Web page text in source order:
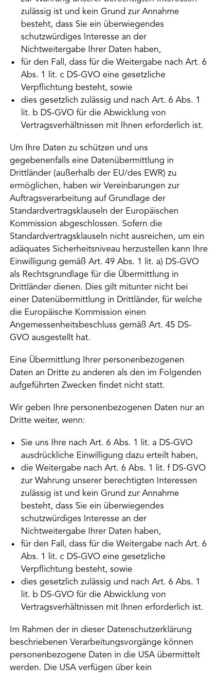
zulässig ist und kein Grund zur Annahme
besteht, dass Sie ein überwiegendes
schutzwürdiges Interesse an der
Nichtweitergabe Ihrer Daten haben,
für den Fall, dass für die Weitergabe nach Art. 6
Abs. 1 lit. c DS-GVO eine gesetzliche
Verpflichtung besteht, sowie
dies gesetzlich zulässig und nach Art. 6 Abs. 1
lit. b DS-GVO für die Abwicklung von
Vertragsverhältnissen mit Ihnen erforderlich ist.
Um Ihre Daten zu schützen und uns
gegebenenfalls eine Datenübermittlung in
Drittländer (außerhalb der EU/des EWR) zu
ermöglichen, haben wir Vereinbarungen zur
Auftragsverarbeitung auf Grundlage der
Standardvertragsklauseln der Europäischen
Kommission abgeschlossen. Sofern die
Standardvertragsklauseln nicht ausreichen, um ein
adäquates Sicherheitsniveau herzustellen kann Ihre
Einwilligung gemäß Art. 49 Abs. 1 lit. a) DS-GVO
als Rechtsgrundlage für die Übermittlung in
Drittländer dienen. Dies gilt mitunter nicht bei
einer Datenübermittlung in Drittländer, für welche
die Europäische Kommission einen
Angemessenheitsbeschluss gemäß Art. 45 DS-
GVO ausgestellt hat.
Eine Übermittlung Ihrer personenbezogenen
Daten an Dritte zu anderen als den im Folgenden
aufgeführten Zwecken findet nicht statt.
Wir geben Ihre personenbezogenen Daten nur an
Dritte weiter, wenn:
Sie uns Ihre nach Art. 6 Abs. 1 lit. a DS-GVO
ausdrückliche Einwilligung dazu erteilt haben,
die Weitergabe nach Art. 6 Abs. 1 lit. f DS-GVO
zur Wahrung unserer berechtigten Interessen
zulässig ist und kein Grund zur Annahme
besteht, dass Sie ein überwiegendes
schutzwürdiges Interesse an der
Nichtweitergabe Ihrer Daten haben,
für den Fall, dass für die Weitergabe nach Art. 6
Abs. 1 lit. c DS-GVO eine gesetzliche
Verpflichtung besteht, sowie
dies gesetzlich zulässig und nach Art. 6 Abs. 1
lit. b DS-GVO für die Abwicklung von
Vertragsverhältnissen mit Ihnen erforderlich ist.
Im Rahmen der in dieser Datenschutzerklärung
beschriebenen Verarbeitungsvorgänge können
personenbezogene Daten in die USA übermittelt
werden. Die USA verfügen über kein